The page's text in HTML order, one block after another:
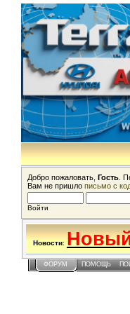
Добро пожаловать, Гость .
Вам не пришло письмо с
Войти
Новости:
ФОРУМ ПОМОЩЬ